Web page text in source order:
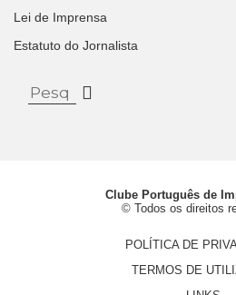
Lei de Imprensa
Estatuto do Jornalista
Clube Português de
© Todos os direitos
POLÍTICA DE
TERMOS DE